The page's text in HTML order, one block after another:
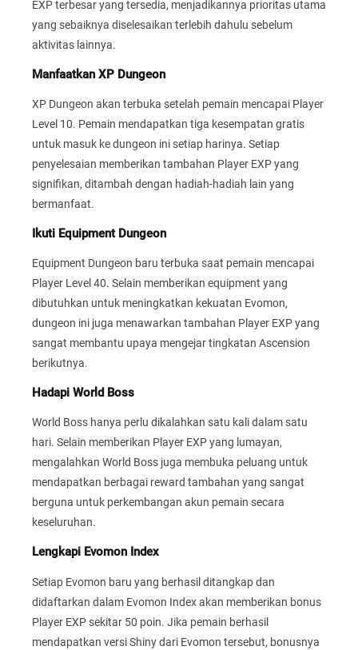
EXP terbesar yang tersedia, menjadikannya prioritas utama
yang sebaiknya diselesaikan terlebih dahulu sebelum
aktivitas lainnya.
Manfaatkan XP Dungeon
XP Dungeon akan terbuka setelah pemain mencapai Player
Level 10. Pemain mendapatkan tiga kesempatan gratis
untuk masuk ke dungeon ini setiap harinya. Setiap
penyelesaian memberikan tambahan Player EXP yang
signifikan, ditambah dengan hadiah-hadiah lain yang
bermanfaat.
Ikuti Equipment Dungeon
Equipment Dungeon baru terbuka saat pemain mencapai
Player Level 40. Selain memberikan equipment yang
dibutuhkan untuk meningkatkan kekuatan Evomon,
dungeon ini juga menawarkan tambahan Player EXP yang
sangat membantu upaya mengejar tingkatan Ascension
berikutnya.
Hadapi World Boss
World Boss hanya perlu dikalahkan satu kali dalam satu
hari. Selain memberikan Player EXP yang lumayan,
mengalahkan World Boss juga membuka peluang untuk
mendapatkan berbagai reward tambahan yang sangat
berguna untuk perkembangan akun pemain secara
keseluruhan.
Lengkapi Evomon Index
Setiap Evomon baru yang berhasil ditangkap dan
didaftarkan dalam Evomon Index akan memberikan bonus
Player EXP sekitar 50 poin. Jika pemain berhasil
mendapatkan versi Shiny dari Evomon tersebut, bonusnya